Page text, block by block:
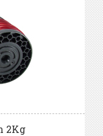
2Kg